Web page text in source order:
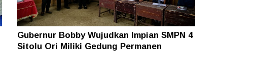
Gubernur Bobby Wujudkan Impian SMPN 4
Sitolu Ori Miliki Gedung Permanen